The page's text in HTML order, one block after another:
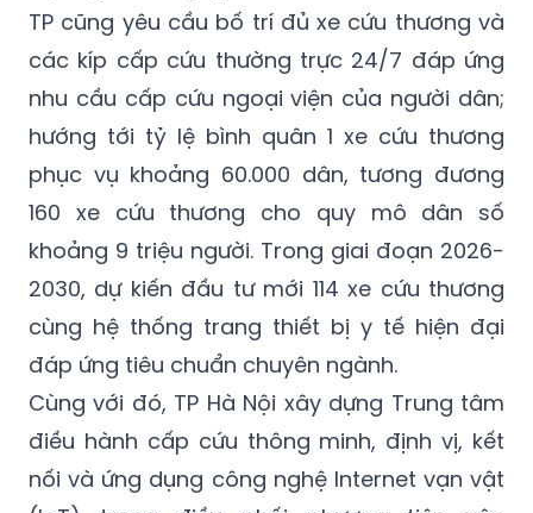
TP cũng yêu cầu bố trí đủ xe cứu thương và
các kíp cấp cứu thường trực 24/7 đáp ứng
nhu cầu cấp cứu ngoại viện của người dân;
hướng tới tỷ lệ bình quân 1 xe cứu thương
phục vụ khoảng 60.000 dân, tương đương
160 xe cứu thương cho quy mô dân số
khoảng 9 triệu người. Trong giai đoạn 2026-
2030, dự kiến đầu tư mới 114 xe cứu thương
cùng hệ thống trang thiết bị y tế hiện đại
đáp ứng tiêu chuẩn chuyên ngành.
Cùng với đó, TP Hà Nội xây dựng Trung tâm
điều hành cấp cứu thông minh, định vị, kết
nối và ứng dụng công nghệ Internet vạn vật